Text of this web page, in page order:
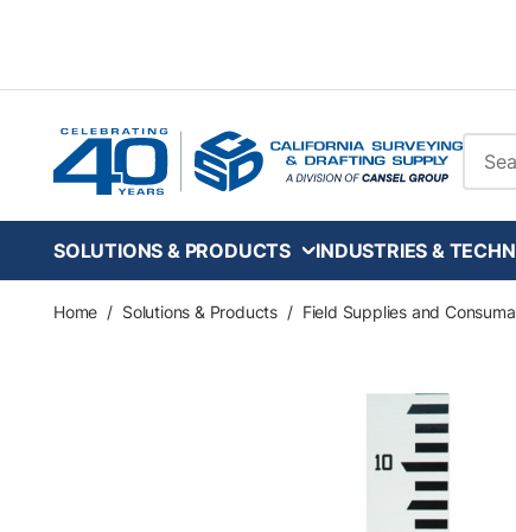
Site
SOLUTIONS & PRODUCTS INDUSTRIES &
Home / Solutions & Products / Field Supplies and